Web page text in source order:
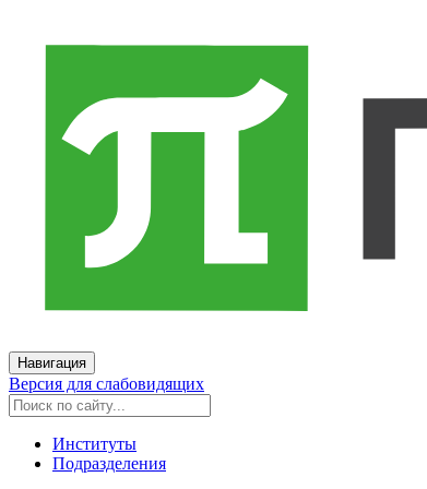
Навигация
Версия для слабовидящих
Институты
Подразделения